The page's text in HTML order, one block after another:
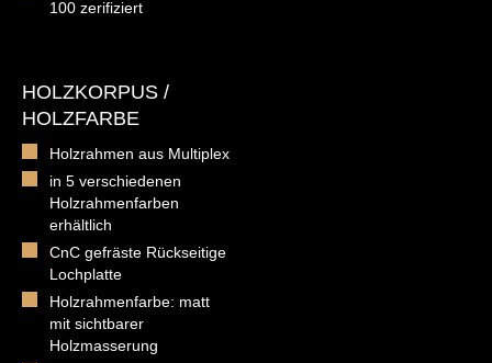
100 zerifiziert
HOLZKORPUS /
HOLZFARBE
Holzrahmen aus Multiplex
in 5 verschiedenen
Holzrahmenfarben
erhältlich
CnC gefräste Rückseitige
Lochplatte
Holzrahmenfarbe: matt
mit sichtbarer
Holzmasserung